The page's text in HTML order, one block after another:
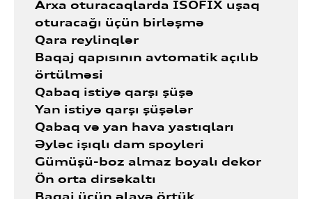
Arxa oturacaqlarda ISOFIX uşaq
oturacağı üçün birləşmə
Qara reylinqlər
Baqaj qapısının avtomatik açılıb
örtülməsi
Qabaq istiyə qarşı şüşə
Yan istiyə qarşı şüşələr
Qabaq və yan hava yastıqları
Əyləc işıqlı dam spoyleri
Gümüşü-boz almaz boyalı dekor
Ön orta dirsəkaltı